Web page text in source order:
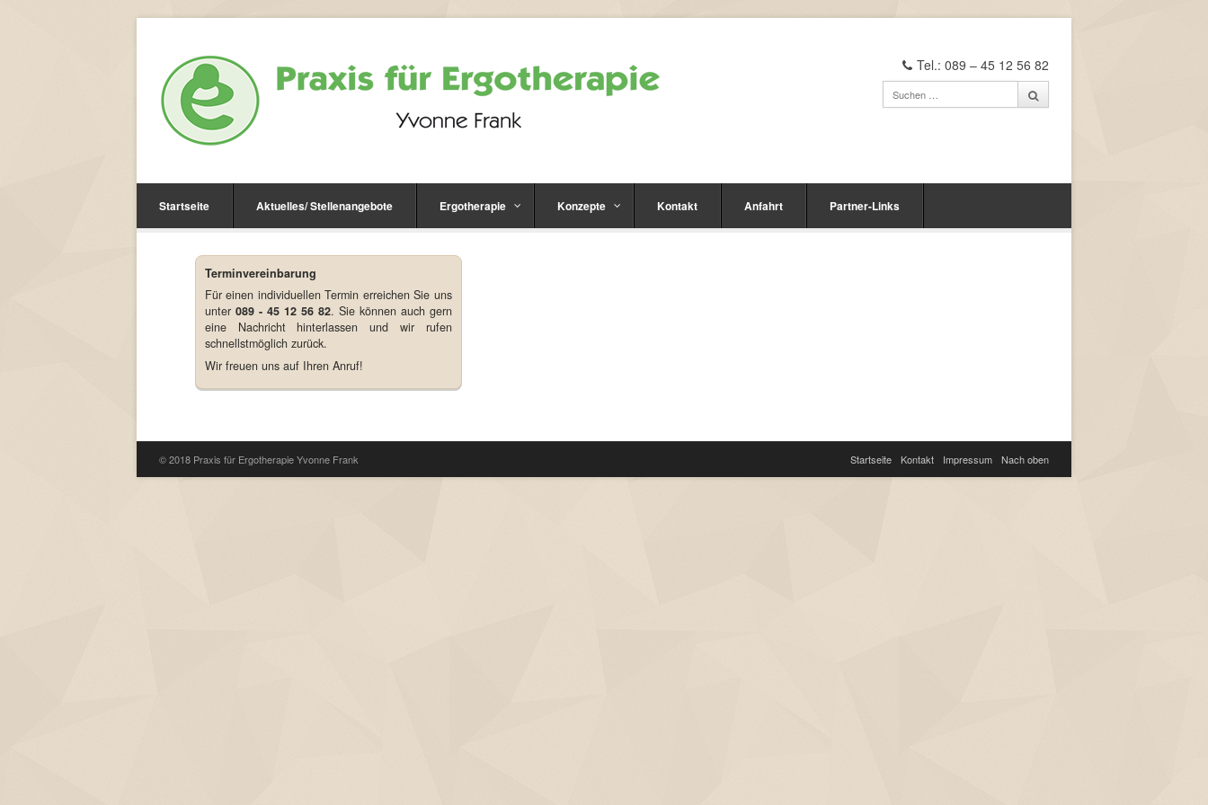
Tel.: 089 – 45 12 56 82
Startseite Aktuelles/ Stellenangebote Ergotherapie Konzepte Kontakt Anfahrt Partner-Links
Terminvereinbarung
Für einen individuellen Termin erreichen Sie uns
unter 089 - 45 12 56 82. Sie können auch gern
eine Nachricht hinterlassen und wir rufen
schnellstmöglich zurück.
Wir freuen uns auf Ihren Anruf!
© 2018 Praxis für Ergotherapie Yvonne Frank Startseite Kontakt Impressum Nach oben